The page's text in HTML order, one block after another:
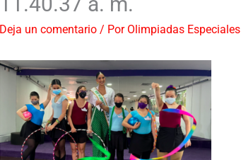
Deja un comentario / Por Olimpiadas Especiales